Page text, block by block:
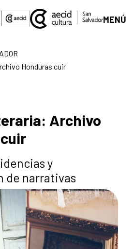
MENÚ
Honduras cuir
Archivo
y
de narrativas